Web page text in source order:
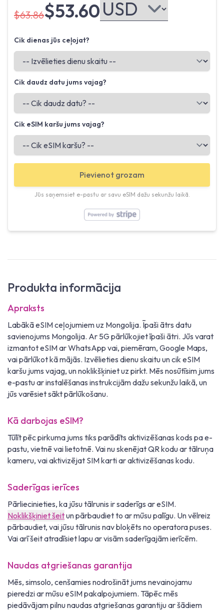
$63.86$53.60
Cik dienas jūs ceļojat?
Cik daudz datu jums vajag?
Cik eSIM karšu jums vajag?
Pievienot grozam
Jūs saņemsiet e-pastu ar savu eSIM dažu sekunžu laikā.
Produkta informācija
Apraksts
Labākā eSIM ceļojumiem uz Mongolija. Īpaši ātrs datu
savienojums Mongolija. Ar 5G pārlūkojiet īpaši ātri. Jūs varat
izmantot eSIM ar WhatsApp vai, piemēram, Google Maps,
vai pārlūkot kā mājās. Izvēlieties dienu skaitu un cik eSIM
karšu jums vajag, un noklikšķiniet uz pirkt. Mēs nosūtīsim jums
e-pastu ar instalēšanas instrukcijām dažu sekunžu laikā, un
jūs varēsiet sākt pārlūkošanu.
Kā darbojas eSIM?
Tūlīt pēc pirkuma jums tiks parādīts aktivizēšanas kods pa e-
pastu, vietnē vai lietotnē. Vai nu skenējat QR kodu ar tālruņa
kameru, vai aktivizējat SIM karti ar aktivizēšanas kodu.
Saderīgas ierīces
Pārliecinieties, ka jūsu tālrunis ir saderīgs ar eSIM.
Noklikšķiniet šeitun pārbaudiet to ar mūsu palīgu. Un vēlreiz
pārbaudiet, vai jūsu tālrunis nav bloķēts no operatora puses.
Vai arī šeit atradīsiet lapu ar visām saderīgajām ierīcēm.
Naudas atgriešanas garantija
Mēs, simsolo, cenšamies nodrošināt jums nevainojamu
pieredzi ar mūsu eSIM pakalpojumiem. Tāpēc mēs
piedāvājam pilnu naudas atgriešanas garantiju ar šādiem